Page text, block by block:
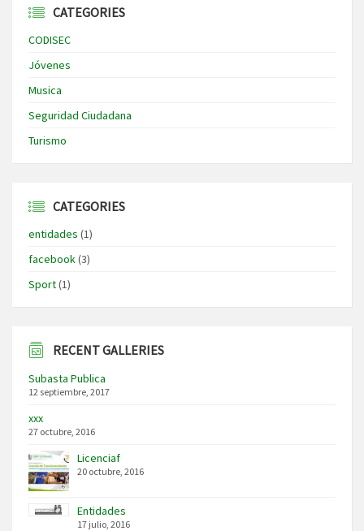
CATEGORIES
CODISEC
Jóvenes
Musica
Seguridad Ciudadana
Turismo
CATEGORIES
entidades (1)
facebook (3)
Sport(1)
RECENT GALLERIES
Subasta Publica
12 septiembre, 2017
xxx
27 octubre, 2016
Licenciaf
20 octubre, 2016
Entidades
17 julio, 2016